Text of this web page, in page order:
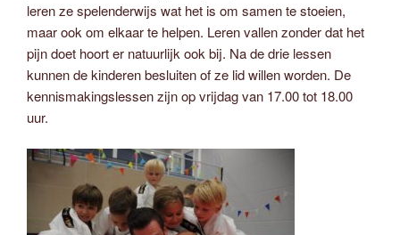
leren ze spelenderwijs wat het is om samen te stoeien,
maar ook om elkaar te helpen. Leren vallen zonder dat het
pijn doet hoort er natuurlijk ook bij. Na de drie lessen
kunnen de kinderen besluiten of ze lid willen worden. De
kennismakingslessen zijn op vrijdag van 17.00 tot 18.00
uur.